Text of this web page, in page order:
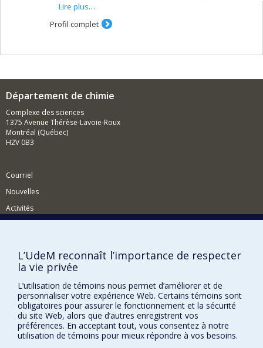
nouvelles molécules pour des applications en
pharmaceutique, en agrochimie, en biologie, et science
alimentaire et des matériaux.
Lire plus…
Profil complet
Département de chimie
Complexe des sciences
1375 Avenue Thérèse-Lavoie-Roux
Montréal (Québec)
H2V 0B3
Courriel
Nouvelles
Activités
BESOIN D'AIDE?
Plan du site
Signaler une erreur
Accessibilité
FACULTÉ DES ARTS ET DES SCIENCES
Nos départements et écoles
L’UdeM reconnaît l’importance de respecter
la vie privée
L’utilisation de témoins nous permet d’améliorer et de
personnaliser votre expérience Web. Certains témoins sont
obligatoires pour assurer le fonctionnement et la sécurité
du site Web, alors que d’autres enregistrent vos
préférences. En acceptant tout, vous consentez à notre
utilisation de témoins pour mieux répondre à vos besoins.